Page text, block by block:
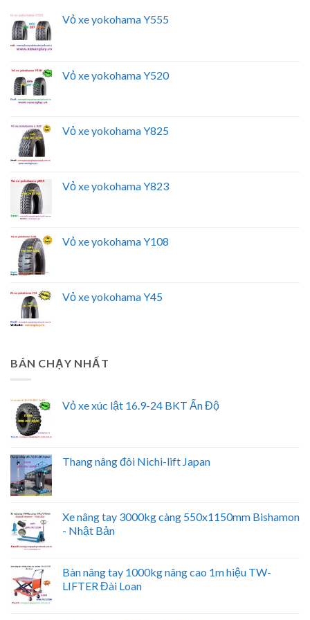
Vỏ xe yokohama Y555
Vỏ xe yokohama Y520
Vỏ xe yokohama Y825
Vỏ xe yokohama Y823
Vỏ xe yokohama Y108
Vỏ xe yokohama Y45
BÁN CHẠY NHẤT
Vỏ xe xúc lật 16.9-24 BKT Ấn Độ
Thang nâng đôi Nichi-lift Japan
Xe nâng tay 3000kg càng 550x1150mm Bishamon
- Nhật Bản
Bàn nâng tay 1000kg nâng cao 1m hiệu TW-
LIFTER Đài Loan